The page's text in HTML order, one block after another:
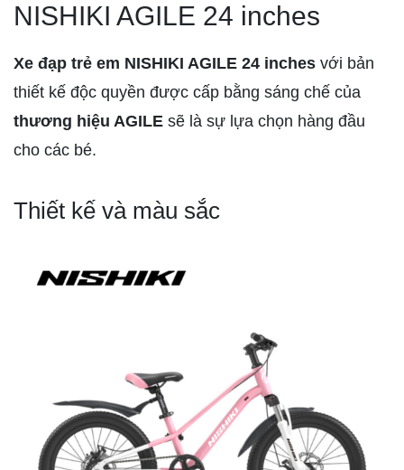
NISHIKI AGILE 24 inches
Xe đạp trẻ em NISHIKI AGILE 24 inches với bản
thiết kế độc quyền được cấp bằng sáng chế của
thương hiệu AGILE sẽ là sự lựa chọn hàng đầu
cho các bé.
Thiết kế và màu sắc